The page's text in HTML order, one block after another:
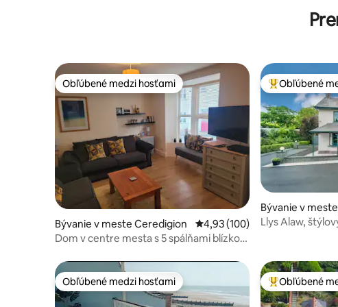
Obľúbené medzi hosťami
Obľúbené medzi hosťami
Bývanie v meste Ceredigion Priemerné ohodnotenie 4,93
4,93 (100)
Dom v centre mesta s 5 spálňami blízko
Obľúbené
Bývanie v
th
Llys Alaw,
Obľúbené medzi hosťami
Obľúbené medzi hosťami Obľúbené